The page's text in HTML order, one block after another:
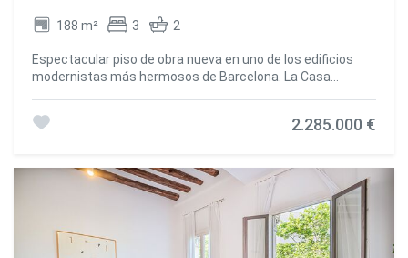
188 m² 3 2
Espectacular piso de obra nueva en uno de los edificios
modernistas más hermosos de Barcelona. La Casa
maestra del arquitecto Josep Pujol i Brull, construida a
destacan los elementos decorativos propios del
modernismo, como el hierro forjado, las maderas talladas,
los suelos hidráulicos y los vitrales. Recientemente
reformada en 2023, la Casa Condeminas ofrece pisos de
super lujo y altísima calidad, con conserje, ascensores,
2.285.000 €